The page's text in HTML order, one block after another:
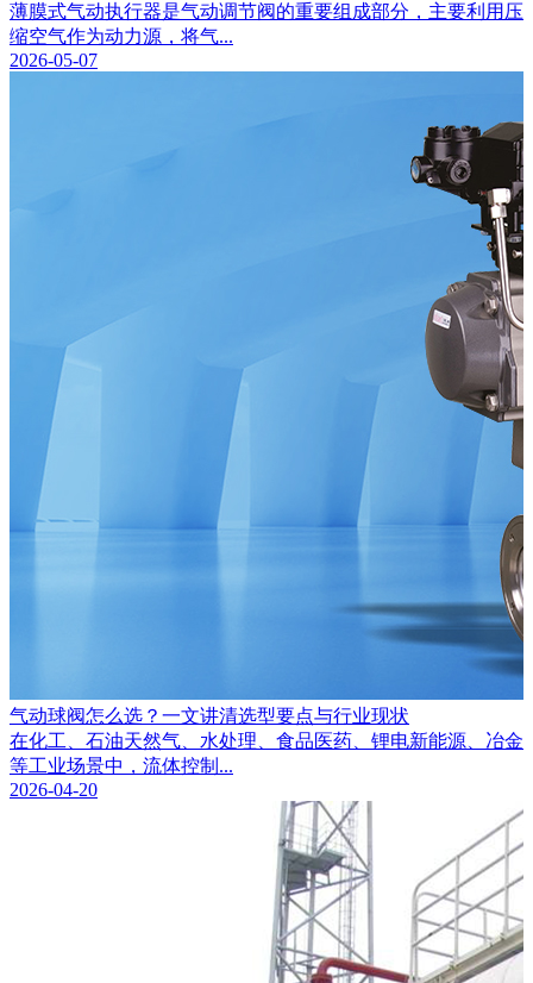
薄膜式气动执行器是气动调节阀的重要组成部分，主要利用压
缩空气作为动力源，将气...
2026-05-07
气动球阀怎么选？一文讲清选型要点与行业现状
在化工、石油天然气、水处理、食品医药、锂电新能源、冶金
等工业场景中，流体控制...
2026-04-20